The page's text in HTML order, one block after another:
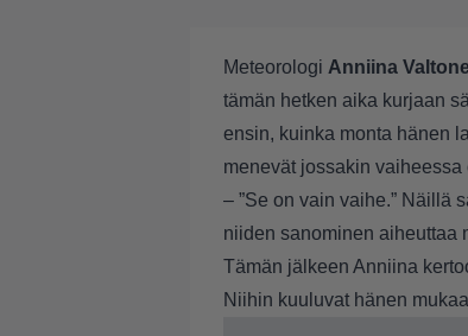
Meteorologi Anniina
tämän hetken aika kurjaan
ensin, kuinka monta hänen
menevät jossakin
– ”Se on vain vaihe.” Näillä
niiden sanominen aiheuttaa
Tämän jälkeen Anniina
Niihin kuuluvat hänen